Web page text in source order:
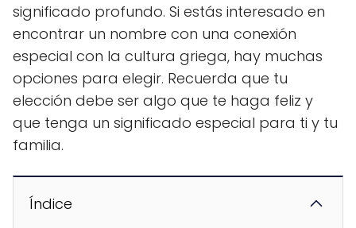
significado profundo. Si estás interesado en
encontrar un nombre con una conexión
especial con la cultura griega, hay muchas
opciones para elegir. Recuerda que tu
elección debe ser algo que te haga feliz y
que tenga un significado especial para ti y tu
familia.
Índice